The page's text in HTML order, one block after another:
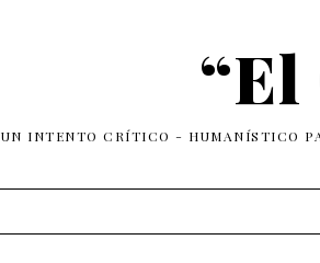
UN INTENTO CRÍTICO - HUMANÍSTICO